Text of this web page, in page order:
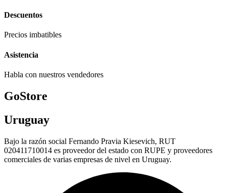
Descuentos
Precios imbatibles
Asistencia
Habla con nuestros vendedores
GoStore
Uruguay
Bajo la razón social Fernando Pravia Kiesevich, RUT
020411710014 es proveedor del estado con RUPE y proveedores
comerciales de varias empresas de nivel en Uruguay.